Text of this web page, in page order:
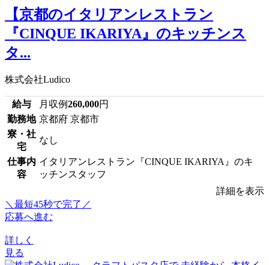
【京都のイタリアンレストラン
『CINQUE IKARIYA』のキッチンス
タ...
株式会社Ludico
給与 月収例260,000円
勤務地 京都府 京都市
寮・社
宅
なし
仕事内
容
イタリアンレストラン『CINQUE IKARIYA』のキ
ッチンスタッフ
詳細を表示
＼最短45秒で完了／
応募へ進む
詳しく
見る